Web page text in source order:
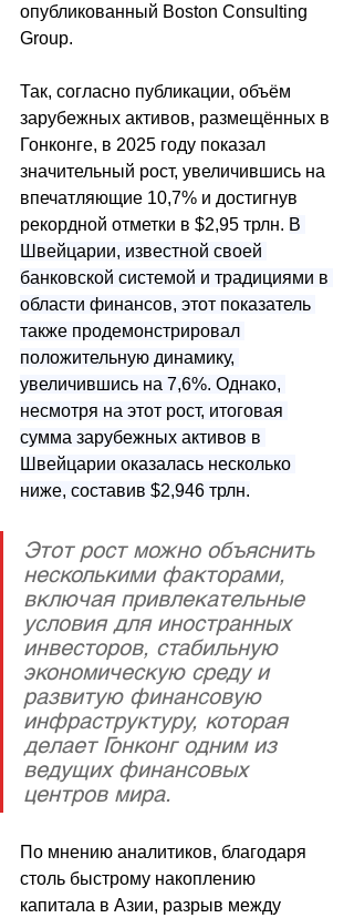
опубликованный Boston Consulting
Group.
Так, согласно публикации, объём
зарубежных активов, размещённых в
Гонконге, в 2025 году показал
значительный рост, увеличившись на
впечатляющие 10,7% и достигнув
рекордной отметки в $2,95 трлн. В
Швейцарии, известной своей
банковской системой и традициями в
области финансов, этот показатель
также продемонстрировал
положительную динамику,
увеличившись на 7,6%. Однако,
несмотря на этот рост, итоговая
сумма зарубежных активов в
Швейцарии оказалась несколько
ниже, составив $2,946 трлн.
Этот рост можно объяснить
несколькими факторами,
включая привлекательные
условия для иностранных
инвесторов, стабильную
экономическую среду и
развитую финансовую
инфраструктуру, которая
делает Гонконг одним из
ведущих финансовых
центров мира.
По мнению аналитиков, благодаря
столь быстрому накоплению
капитала в Азии, разрыв между